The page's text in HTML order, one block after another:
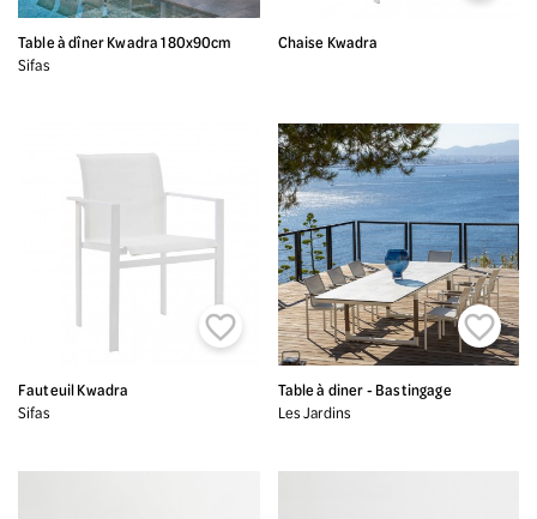
Table à dîner Kwadra 180x90cm
Sifas
Chaise Kwadra

Fauteuil Kwadra
Sifas

Table à diner - Bastingage
Les Jardins